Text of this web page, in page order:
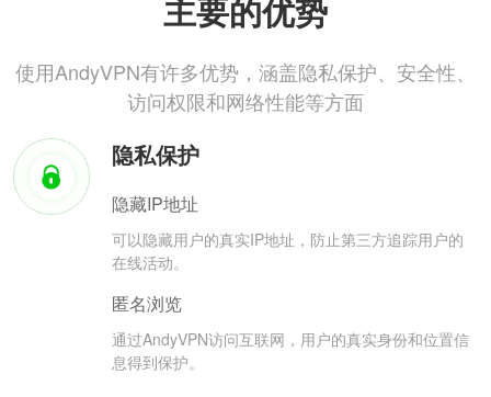
主要的优势
使用AndyVPN有许多优势，涵盖隐私保护、安全性、
访问权限和网络性能等方面
隐私保护
隐藏IP地址
可以隐藏用户的真实IP地址，防止第三方追踪用户的
在线活动。
匿名浏览
通过AndyVPN访问互联网，用户的真实身份和位置信
息得到保护。